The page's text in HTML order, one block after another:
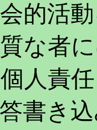
的活
な者
人責
書き